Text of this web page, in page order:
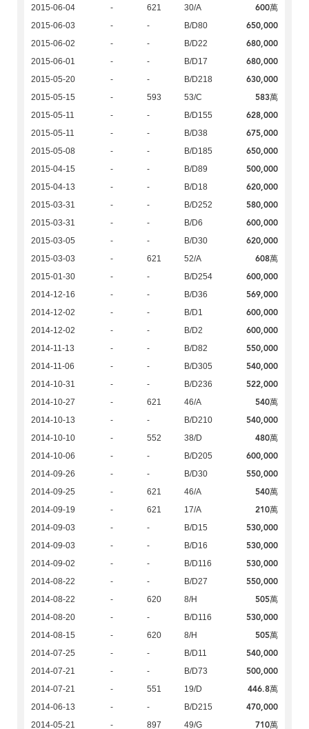
2015-06-04 - 621 30/A 600萬
2015-06-03 - - B/D80 650,000
2015-06-02 - - B/D22 680,000
2015-06-01 - - B/D17 680,000
2015-05-20 - - B/D218 630,000
2015-05-15 - 593 53/C 583萬
2015-05-11 - - B/D155 628,000
2015-05-11 - - B/D38 675,000
2015-05-08 - - B/D185 650,000
2015-04-15 - - B/D89 500,000
2015-04-13 - - B/D18 620,000
2015-03-31 - - B/D252 580,000
2015-03-31 - - B/D6 600,000
2015-03-05 - - B/D30 620,000
2015-03-03 - 621 52/A 608萬
2015-01-30 - - B/D254 600,000
2014-12-16 - - B/D36 569,000
2014-12-02 - - B/D1 600,000
2014-12-02 - - B/D2 600,000
2014-11-13 - - B/D82 550,000
2014-11-06 - - B/D305 540,000
2014-10-31 - - B/D236 522,000
2014-10-27 - 621 46/A 540萬
2014-10-13 - - B/D210 540,000
2014-10-10 - 552 38/D 480萬
2014-10-06 - - B/D205 600,000
2014-09-26 - - B/D30 550,000
2014-09-25 - 621 46/A 540萬
2014-09-19 - 621 17/A 210萬
2014-09-03 - - B/D15 530,000
2014-09-03 - - B/D16 530,000
2014-09-02 - - B/D116 530,000
2014-08-22 - - B/D27 550,000
2014-08-22 - 620 8/H 505萬
2014-08-20 - - B/D116 530,000
2014-08-15 - 620 8/H 505萬
2014-07-25 - - B/D11 540,000
2014-07-21 - - B/D73 500,000
2014-07-21 - 551 19/D 446.8萬
2014-06-13 - - B/D215 470,000
2014-05-21 - 897 49/G 710萬